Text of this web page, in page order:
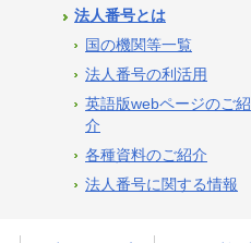
法人番号とは
国の機関等一覧
法人番号の利活用
英語版webページのご紹
介
各種資料のご紹介
法人番号に関する情報